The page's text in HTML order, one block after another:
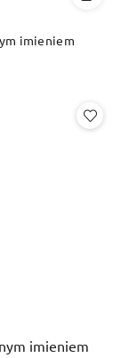
imieniem